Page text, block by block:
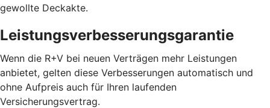
gewollte Deckakte.
Leistungsverbesserungsgarantie
Wenn die R+V bei neuen Verträgen mehr Leistungen
anbietet, gelten diese Verbesserungen automatisch und
ohne Aufpreis auch für Ihren laufenden
Versicherungsvertrag.